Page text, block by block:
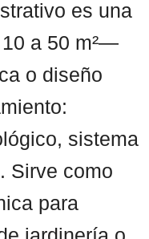
es una
a 50 m²—
o diseño
sistema
Sirve como
para